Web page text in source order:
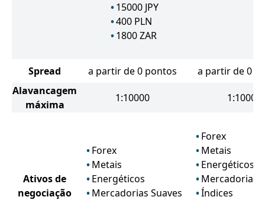
15000 JPY
400 PLN
1800 ZAR
Spread a partir de 0 pontos
a partir de 0
Alavancagem
máxima
1:10000 1:1000
Ativos de
negociação
Forex
Metais
Energéticos
Mercadorias Suaves
Forex
Metais
Energéticos
Mercadorias
Índices